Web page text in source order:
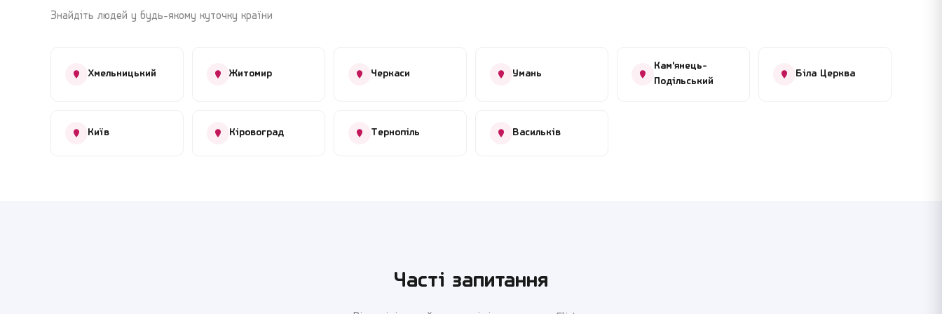
Знайдіть людей у будь-якому куточку країни
Хмельницький Житомир Черкаси Умань
Кам'янець-
Подільський
Біла Церква
Київ Кіровоград Тернопіль Васильків
Часті запитання